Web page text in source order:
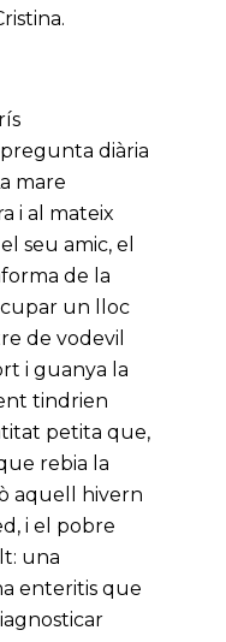
diària
mare
i al mateix
seu amic, el
de la
un lloc
de vodevil
i guanya la
tindrien
petita que,
rebia la
aquell hivern
i el pobre
una
enteritis que